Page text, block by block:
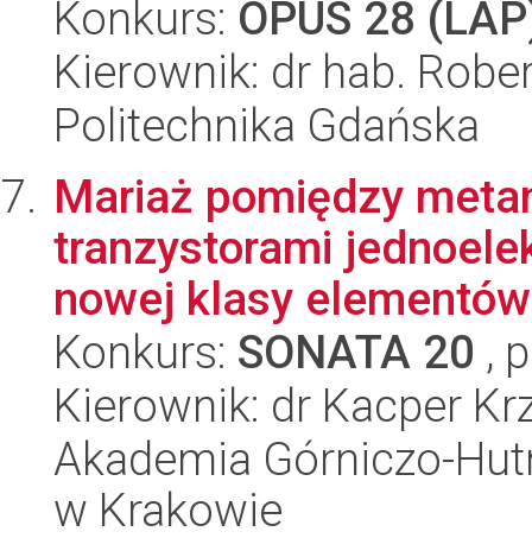
Konkurs: OPUS 28
Kierownik: dr hab.
Politechnika Gdańska
Mariaż pomiędzy
tranzystorami
nowej klasy
Konkurs: SONATA 20 ,
Kierownik: dr Kacper
Akademia Górniczo-
w Krakowie